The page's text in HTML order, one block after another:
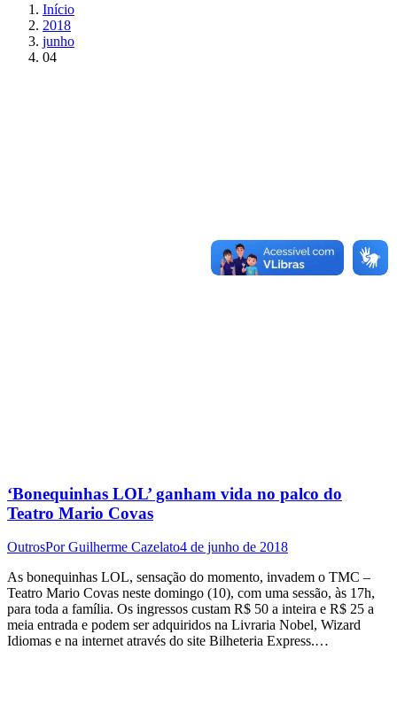
Início
2018
junho
04
‘Bonequinhas LOL’ ganham vida no palco do
Teatro Mario Covas
OutrosPorGuilherme Cazelato4 de junho de 2018
As bonequinhas LOL, sensação do momento, invadem o TMC –
Teatro Mario Covas neste domingo (10), com uma sessão, às 17h,
para toda a família. Os ingressos custam R$ 50 a inteira e R$ 25 a
meia entrada e podem ser adquiridos na Livraria Nobel, Wizard
Idiomas e na internet através do site Bilheteria Express.…